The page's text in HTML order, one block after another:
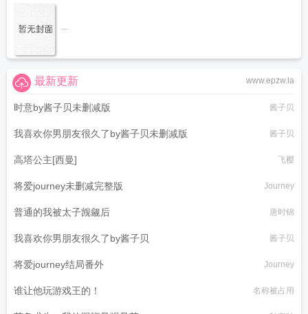
...
www.epzw.la
最新更新
时意by酱子贝未删减版 酱子贝
我喜欢你男朋友很久了by酱子贝未删减版 酱子贝
高塔公主[西曼] 飞樱
将爱journey未删减完整版 Journey
普通的我被太子觊觎后 唐时锦
我喜欢你男朋友很久了by酱子贝 酱子贝
将爱journey结局番外 Journey
谁让他玩游戏王的！ 名称被占用